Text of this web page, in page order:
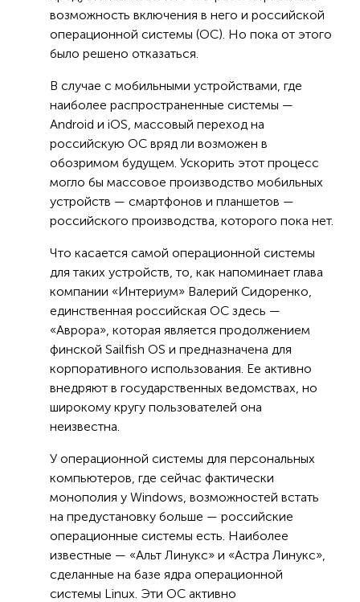
возможность включения в него и российской
операционной системы (ОС). Но пока от этого
было решено отказаться.
В случае с мобильными устройствами, где
наиболее распространенные системы —
Android и iOS, массовый переход на
российскую ОС вряд ли возможен в
обозримом будущем. Ускорить этот процесс
могло бы массовое производство мобильных
устройств — смартфонов и планшетов —
российского производства, которого пока нет.
Что касается самой операционной системы
для таких устройств, то, как напоминает глава
компании «Интериум» Валерий Сидоренко,
единственная российская ОС здесь —
«Аврора», которая является продолжением
финской Sailfish OS и предназначена для
корпоративного использования. Ее активно
внедряют в государственных ведомствах, но
широкому кругу пользователей она
неизвестна.
У операционной системы для персональных
компьютеров, где сейчас фактически
монополия у Windows, возможностей встать
на предустановку больше — российские
операционные системы есть. Наиболее
известные — «Альт Линукс» и «Астра Линукс»,
сделанные на базе ядра операционной
системы Linux. Эти ОС активно